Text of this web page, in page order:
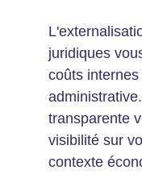
juridiques
coûts
transparente
visibilité sur
contexte